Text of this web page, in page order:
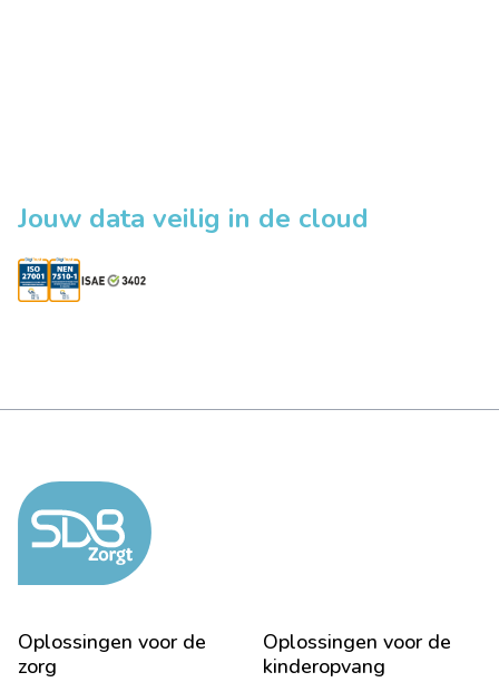
Jouw data veilig in de cloud
Oplossingen voor de
zorg
Oplossingen voor de
kinderopvang